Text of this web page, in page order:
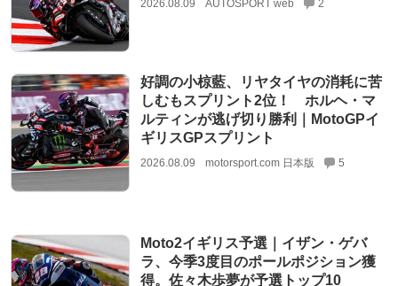
2026.08.09 AUTOSPORT web 2
好調の小椋藍、リヤタイヤの消耗に苦
しむもスプリント2位！ ホルヘ・マ
ルティンが逃げ切り勝利｜MotoGPイ
ギリスGPスプリント
2026.08.09 motorsport.com 日本版 5
Moto2イギリス予選｜イザン・ゲバ
ラ、今季3度目のポールポジション獲
得。佐々木歩夢が予選トップ10